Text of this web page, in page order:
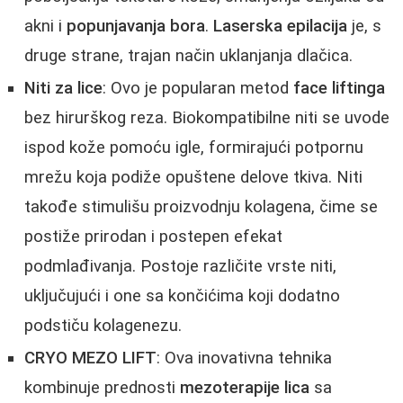
akni i popunjavanja bora. Laserska epilacija je, s
druge strane, trajan način uklanjanja dlačica.
Niti za lice: Ovo je popularan metod face liftinga
bez hirurškog reza. Biokompatibilne niti se uvode
ispod kože pomoću igle, formirajući potpornu
mrežu koja podiže opuštene delove tkiva. Niti
takođe stimulišu proizvodnju kolagena, čime se
postiže prirodan i postepen efekat
podmlađivanja. Postoje različite vrste niti,
uključujući i one sa končićima koji dodatno
podstiču kolagenezu.
CRYO MEZO LIFT: Ova inovativna tehnika
kombinuje prednosti mezoterapije lica sa